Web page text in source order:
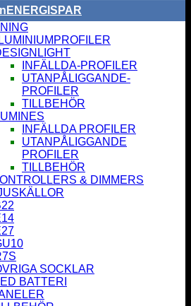
ENERGISPAR
INFÄLLDA-PROFILER
UTANPÅLIGGANDE-
PROFILER
TILLBEHÖR
INFÄLLDA PROFILER
UTANPÅLIGGANDE
PROFILER
TILLBEHÖR
& DIMMERS
SOCKLAR
BATTERI